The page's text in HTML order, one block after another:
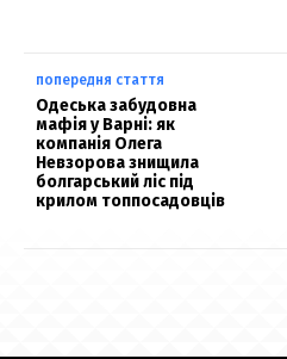
попередня стаття
Одеська забудовна
мафія у Варні: як
компанія Олега
Невзорова знищила
болгарський ліс під
крилом топпосадовців